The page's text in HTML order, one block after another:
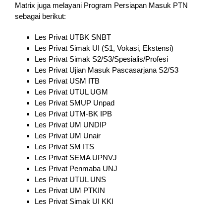
Matrix juga melayani Program Persiapan Masuk PTN
sebagai berikut:
Les Privat UTBK SNBT
Les Privat Simak UI (S1, Vokasi, Ekstensi)
Les Privat Simak S2/S3/Spesialis/Profesi
Les Privat Ujian Masuk Pascasarjana S2/S3
Les Privat USM ITB
Les Privat UTUL UGM
Les Privat SMUP Unpad
Les Privat UTM-BK IPB
Les Privat UM UNDIP
Les Privat UM Unair
Les Privat SM ITS
Les Privat SEMA UPNVJ
Les Privat Penmaba UNJ
Les Privat UTUL UNS
Les Privat UM PTKIN
Les Privat Simak UI KKI